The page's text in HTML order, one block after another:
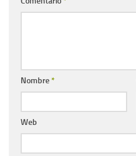
Nombre*
Web